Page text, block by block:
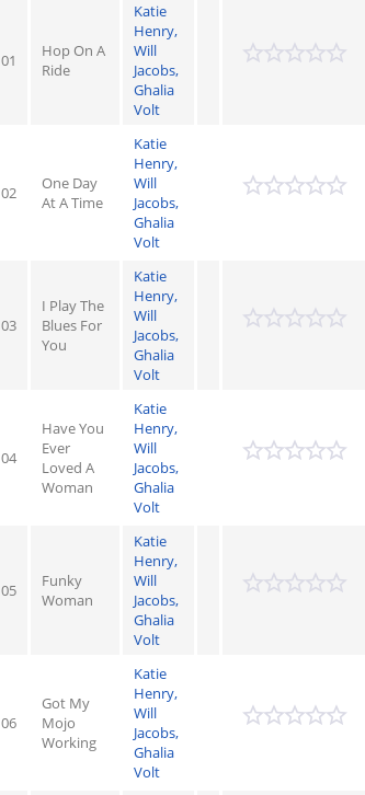
01
Hop On A
Ride
Katie
Henry,
Will
Jacobs,
Ghalia
Volt
02
One Day
At A Time
Katie
Henry,
Will
Jacobs,
Ghalia
Volt
03
I Play The
Blues For
You
Katie
Henry,
Will
Jacobs,
Ghalia
Volt
04
Have You
Ever
Loved A
Woman
Katie
Henry,
Will
Jacobs,
Ghalia
Volt
05
Funky
Woman
Katie
Henry,
Will
Jacobs,
Ghalia
Volt
06
Got My
Mojo
Working
Katie
Henry,
Will
Jacobs,
Ghalia
Volt